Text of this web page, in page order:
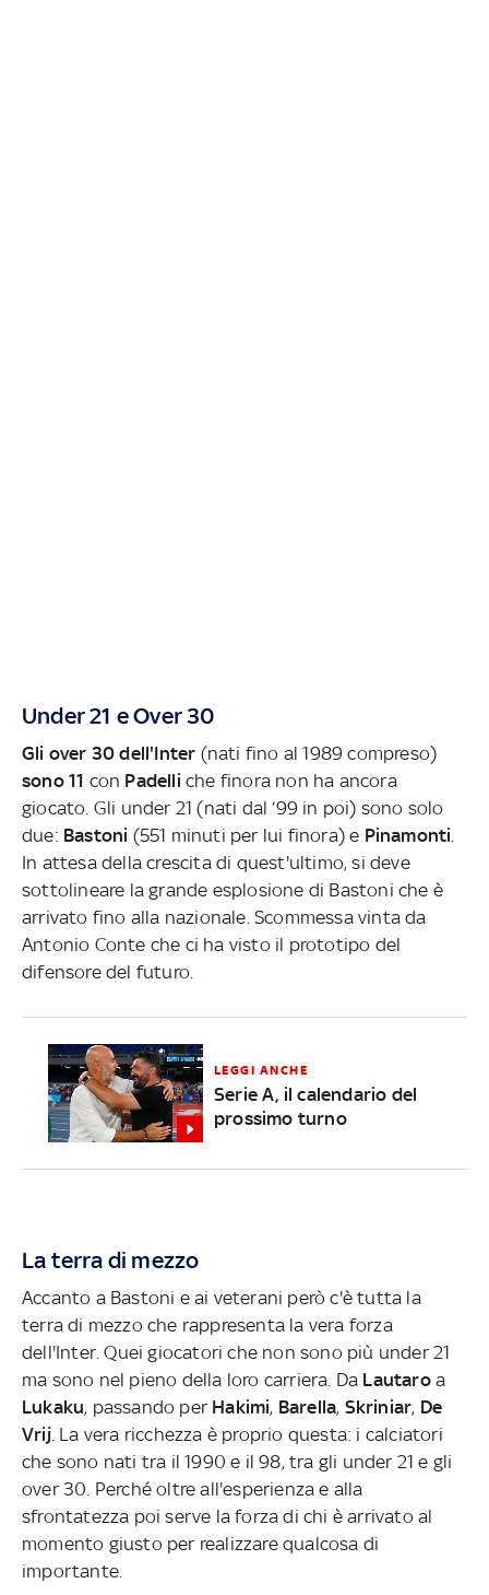
Under 21 e Over 30
Gli over 30 dell'Inter (nati fino al 1989 compreso)
sono 11 con Padelliche finora non ha ancora
giocato. Gli under 21 (nati dal ‘99 in poi) sono solo
due: Bastoni (551 minuti per lui finora) e Pinamonti
In attesa della crescita di quest'ultimo, si deve
sottolineare la grande esplosione di Bastoni che è
arrivato fino alla nazionale. Scommessa vinta da
Antonio Conte che ci ha visto il prototipo del
difensore del futuro.
LEGGI ANCHE
Serie A, il calendario del
prossimo turno
La terra di mezzo
Accanto a Bastoni e ai veterani però c'è tutta la
terra di mezzo che rappresenta la vera forza
dell'Inter. Quei giocatori che non sono più under 21
ma sono nel pieno della loro carriera. Da Lautaroa
Lukaku, passando per Hakimi, Barella, Skriniar, De
Vrij. La vera ricchezza è proprio questa: i calciatori
che sono nati tra il 1990 e il 98, tra gli under 21 e gli
over 30. Perché oltre all'esperienza e alla
sfrontatezza poi serve la forza di chi è arrivato al
momento giusto per realizzare qualcosa di
importante.